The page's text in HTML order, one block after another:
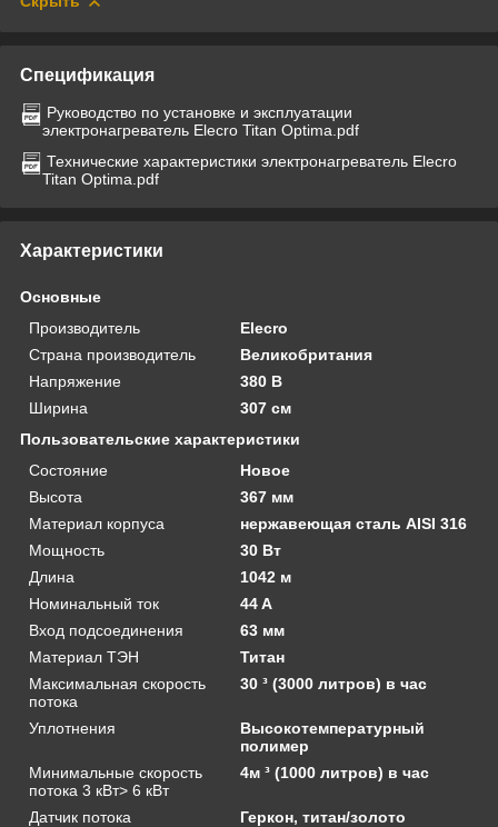
Спецификация
Руководство по установке и эксплуатации
электронагреватель Elecro Titan Optima.pdf
Технические характеристики электронагреватель Elecro
Titan Optima.pdf
Характеристики
Основные
Производитель
Elecro
Страна производитель
Великобритания
Напряжение
380 В
Ширина
307 см
Пользовательские характеристики
Состояние
Новое
Высота
367 мм
Материал корпуса
нержавеющая сталь AISI 316
Мощность
30 Вт
Длина
1042 м
Номинальный ток
44 A
Вход подсоединения
63 мм
Материал ТЭН
Титан
Максимальная скорость
потока
30 ³ (3000 литров) в час
Уплотнения
Высокотемпературный
полимер
Минимальные скорость
потока 3 кВт> 6 кВт
4м ³ (1000 литров) в час
Датчик потока
Геркон, титан/золото